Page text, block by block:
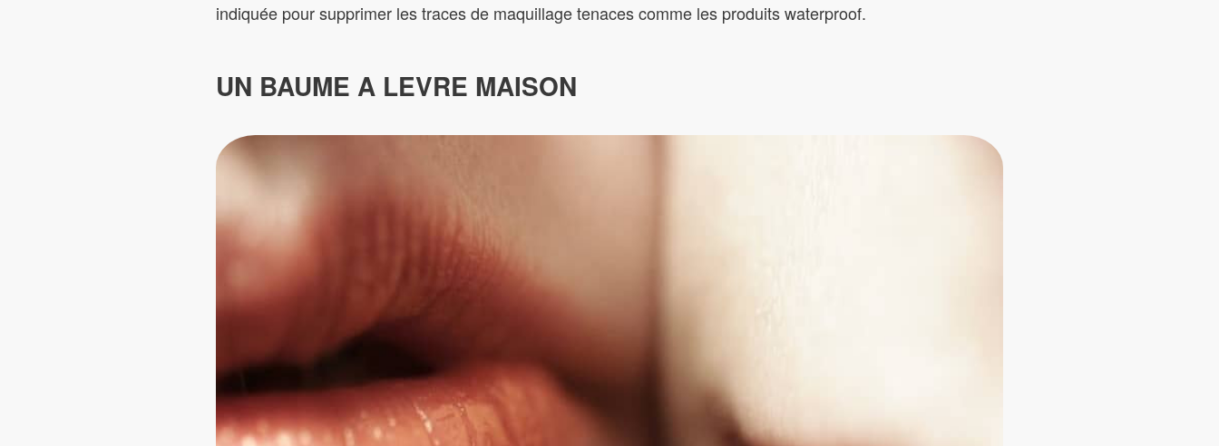
indiquée pour supprimer les traces de maquillage tenaces comme les produits waterproof.
UN BAUME A LEVRE MAISON